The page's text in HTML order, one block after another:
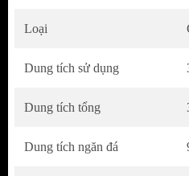
Thiết kế sang trọng và
kiểu dáng hiện đại
sáng bóng và họa tiết
Phần tay cầm cửa có
Loại
Dung tích sử dụng
Dung tích tổng
Dung tích ngăn đá